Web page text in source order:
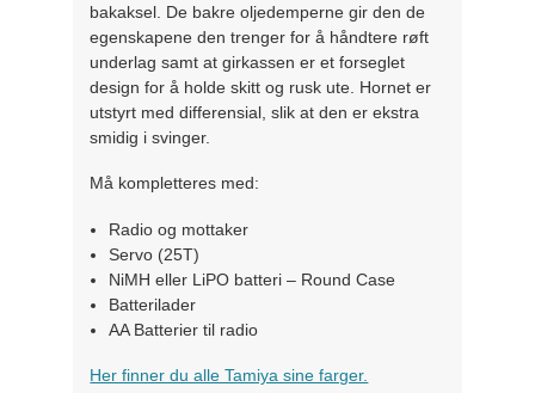
bakaksel. De bakre oljedemperne gir den de
egenskapene den trenger for å håndtere røft
underlag samt at girkassen er et forseglet
design for å holde skitt og rusk ute. Hornet er
utstyrt med differensial, slik at den er ekstra
smidig i svinger.
Må kompletteres med:
Radio og mottaker
Servo (25T)
NiMH eller LiPO batteri – Round Case
Batterilader
AA Batterier til radio
Her finner du alle Tamiya sine farger.